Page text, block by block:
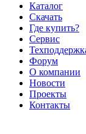
Каталог
Скачать
Где купить?
Сервис
Форум
О компании
Новости
Проекты
Контакты